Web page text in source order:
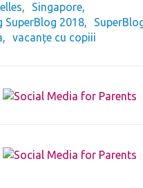
Singapore
SuperBlog 2018
vacanțe cu copiii